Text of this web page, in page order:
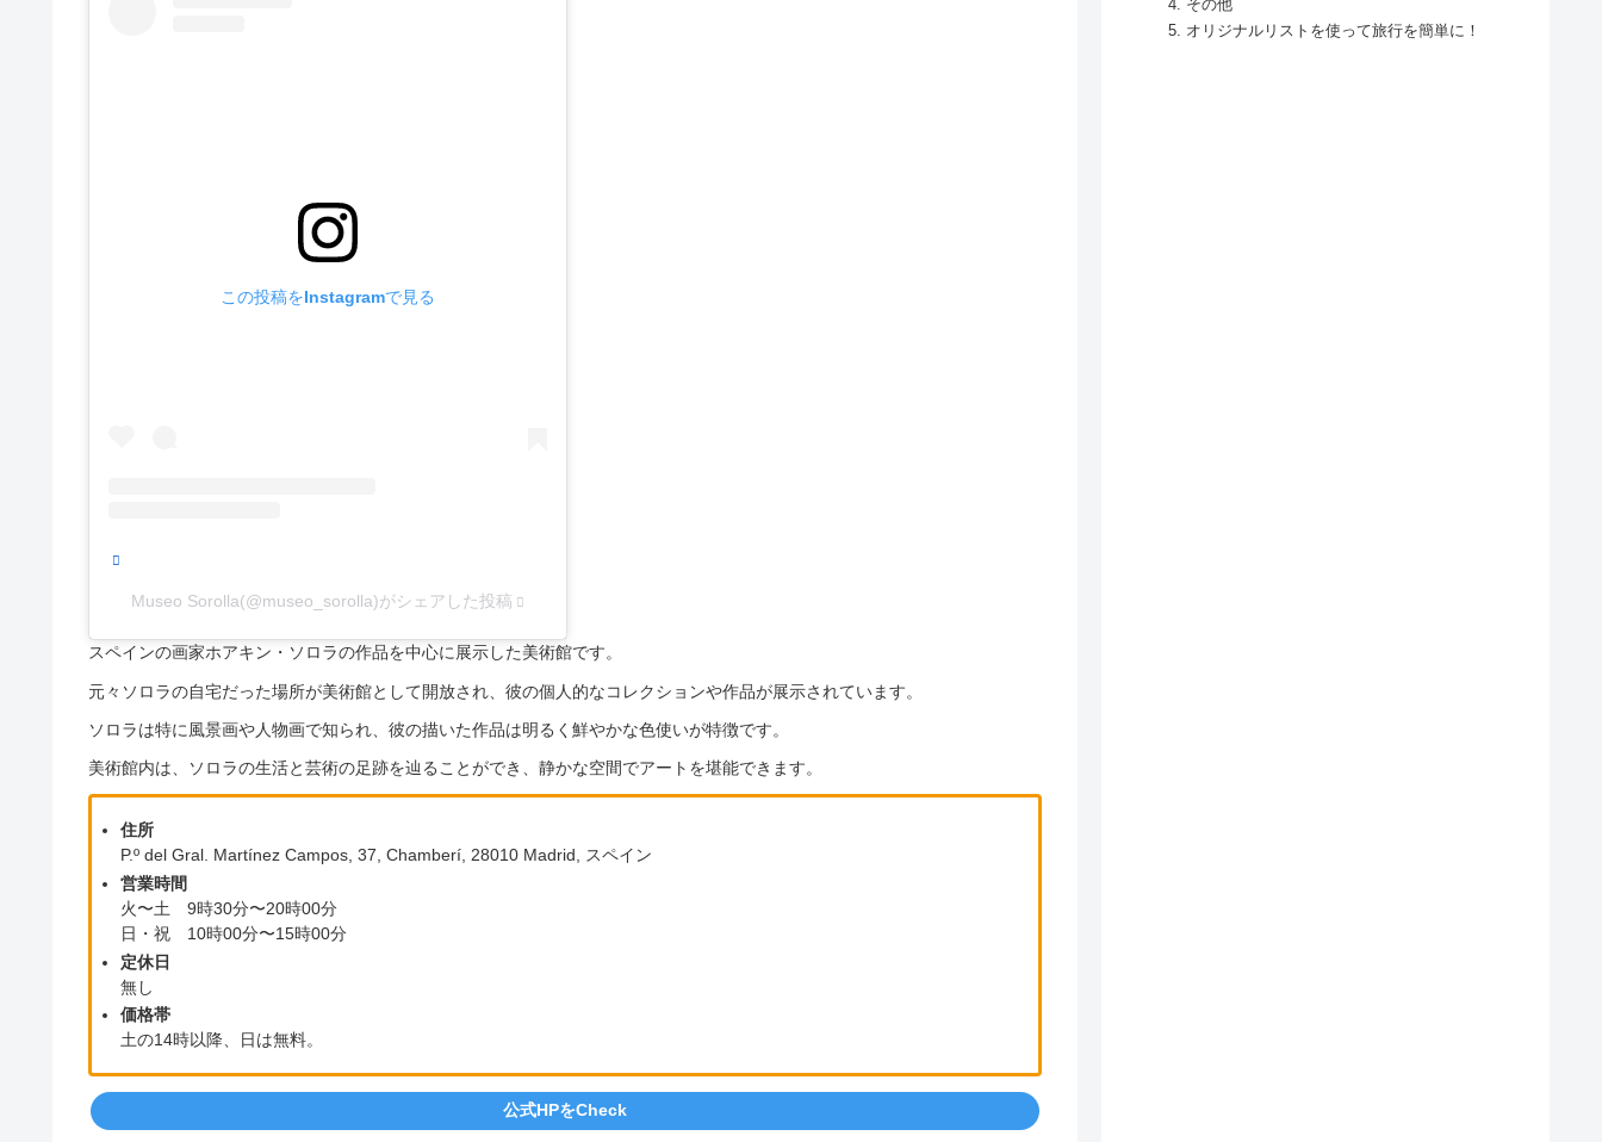
この投稿をInstagramで見る
Museo Sorolla(@museo_sorolla)がシェアした投稿
スペインの画家ホアキン・ソロラの作品を中心に展示した美術館です。
元々ソロラの自宅だった場所が美術館として開放され、彼の個人的なコレクションや作品が展示されています。
ソロラは特に風景画や人物画で知られ、彼の描いた作品は明るく鮮やかな色使いが特徴です。
美術館内は、ソロラの生活と芸術の足跡を辿ることができ、静かな空間でアートを堪能できます。
住所
P.º del Gral. Martínez Campos, 37, Chamberí, 28010 Madrid, スペイン
営業時間
火〜土 9時30分〜20時00分
日・祝 10時00分〜15時00分
定休日
無し
価格帯
土の14時以降、日は無料。
公式HPをCheck
その他
オリジナルリストを使って旅行を簡単に！